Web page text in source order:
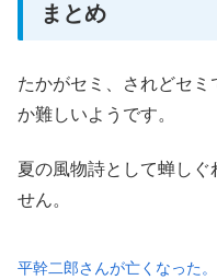
まとめ
たかがセミ、されどセ
か難しいようです。
夏の風物詩として蝉しぐ
せん。
平幹二郎さんが亡くなった。